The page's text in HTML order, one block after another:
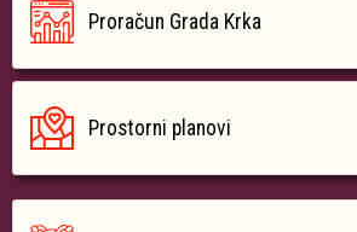
Proračun Grada Krka
Prostorni planovi